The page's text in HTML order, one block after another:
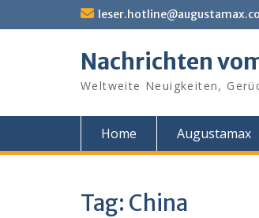
Nachrichten
Weltweite Neuigkeiten,
Home Augustamax
Tag: China